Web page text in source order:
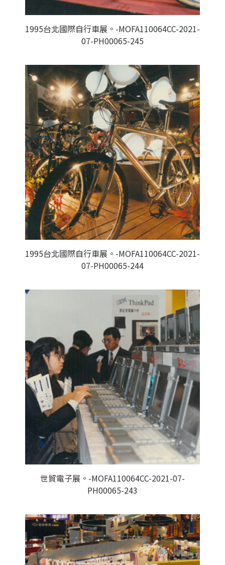
1995台北國際自行車展。-MOFA110064CC-2021-
07-PH00065-245
1995台北國際自行車展。-MOFA110064CC-2021-
07-PH00065-244
世貿電子展。-MOFA110064CC-2021-07-
PH00065-243